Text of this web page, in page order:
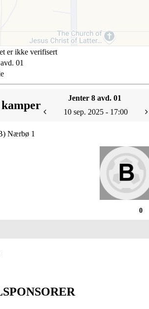
er ikke verifisert
01
Jenter 8 avd. 01
10 sep. 2025 - 17:00
Nærbø 1
0